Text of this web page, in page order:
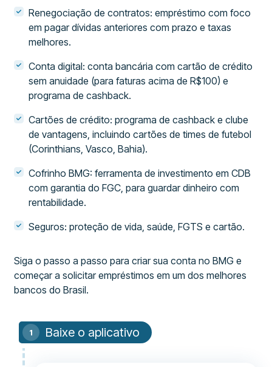
Renegociação de contratos: empréstimo com foco
em pagar dívidas anteriores com prazo e taxas
melhores.
Conta digital: conta bancária com cartão de crédito
sem anuidade (para faturas acima de R$100) e
programa de cashback.
Cartões de crédito: programa de cashback e clube
de vantagens, incluindo cartões de times de futebol
(Corinthians, Vasco, Bahia).
Cofrinho BMG: ferramenta de investimento em CDB
com garantia do FGC, para guardar dinheiro com
rentabilidade.
Seguros: proteção de vida, saúde, FGTS e cartão.
Siga o passo a passo para criar sua conta no BMG e
começar a solicitar empréstimos em um dos melhores
bancos do Brasil.
Baixe o aplicativo